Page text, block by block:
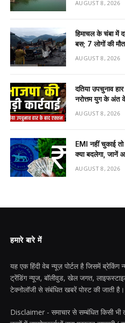
AUGUST 8, 2026
हिमाचल के चंबा में
बस; 7 लोगों की
AUGUST 8, 2026
दतिया उपचुनाव
नरोत्तम युग के अंत
AUGUST 8, 2026
EMI नहीं चुकाई
क्या बदलेगा, जानें
AUGUST 8, 2026
हमारे बारे में
यह एक हिंदी वेब न्यूज़ पोर्टल है जिसमें ब्रेकिंग
ट्रेंडिंग न्यूज, बॉलीवुड, खेल जगत,
टेक्नोलॉजी से संबंधित खबरें पोस्ट की जाती है।
Disclaimer - समाचार से सम्बंधित किसी